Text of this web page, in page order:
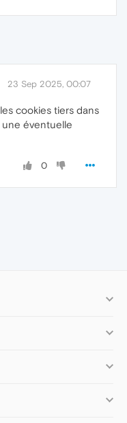
23 Sep 2025, 00:07
cookies tiers dans
éventuelle
0